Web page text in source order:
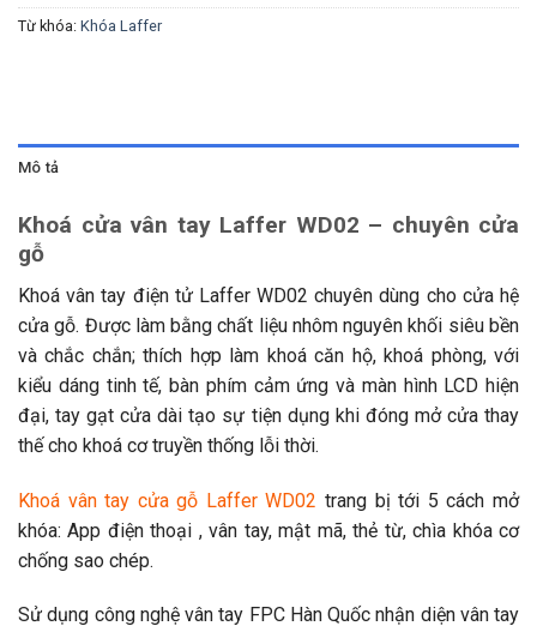
Từ khóa: Khóa Laffer
Mô tả
Khoá cửa vân tay Laffer WD02 – chuyên cửa
gỗ
Khoá vân tay điện tử Laffer WD02 chuyên dùng cho cửa hệ
cửa gỗ. Được làm bằng chất liệu nhôm nguyên khối siêu bền
và chắc chắn; thích hợp làm khoá căn hộ, khoá phòng, với
kiểu dáng tinh tế, bàn phím cảm ứng và màn hình LCD hiện
đại, tay gạt cửa dài tạo sự tiện dụng khi đóng mở cửa thay
thế cho khoá cơ truyền thống lỗi thời.
Khoá vân tay cửa gỗ Laffer WD02 trang bị tới 5 cách mở
khóa: App điện thoại , vân tay, mật mã, thẻ từ, chìa khóa cơ
chống sao chép.
Sử dụng công nghệ vân tay FPC Hàn Quốc nhận diện vân tay